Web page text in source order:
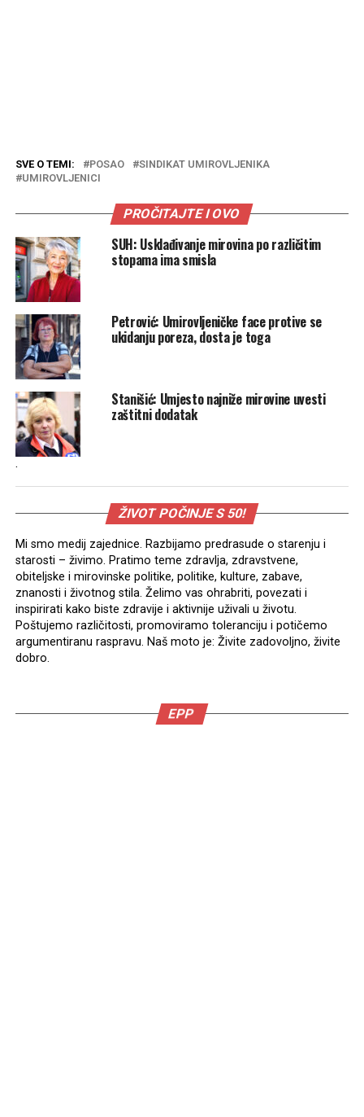
SVE O TEMI: POSAO
SINDIKAT UMIROVLJENIKA
UMIROVLJENICI
PROČITAJTE I OVO
SUH: Usklađivanje mirovina po različitim
stopama ima smisla
Petrović: Umirovljeničke face protive se
ukidanju poreza, dosta je toga
Stanišić: Umjesto najniže mirovine uvesti
zaštitni dodatak
.
ŽIVOT POČINJE S 50!
Mi smo medij zajednice. Razbijamo predrasude o starenju i
starosti – živimo. Pratimo teme zdravlja, zdravstvene,
obiteljske i mirovinske politike, politike, kulture, zabave,
znanosti i životnog stila. Želimo vas ohrabriti, povezati i
inspirirati kako biste zdravije i aktivnije uživali u životu.
Poštujemo različitosti, promoviramo toleranciju i potičemo
argumentiranu raspravu. Naš moto je: Živite zadovoljno, živite
dobro.
EPP